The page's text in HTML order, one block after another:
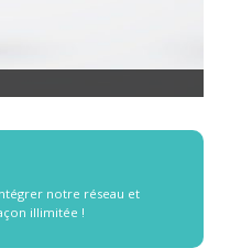
notre réseau et
illimitée !